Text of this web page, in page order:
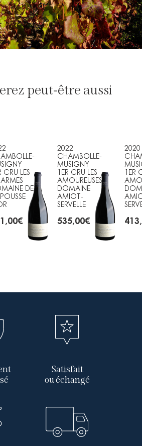
peut-être aussi
CRU LES
DE
€
2022
CHAMBOLLE-
MUSIGNY
1ER CRU LES
AMOUREUSES
DOMAINE
AMIOT-
SERVELLE
535,00€
2020
1ER
Satisfait
ou échangé